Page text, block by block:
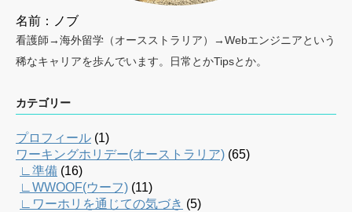
名前：ノブ
看護師→海外留学（オースストラリア）→Webエンジニアという
稀なキャリアを歩んでいます。日常とかTipsとか。
カテゴリー
プロフィール (1)
ワーキングホリデー(オーストラリア) (65)
∟準備 (16)
∟WWOOF(ウーフ) (11)
∟ワーホリを通じての気づき (5)